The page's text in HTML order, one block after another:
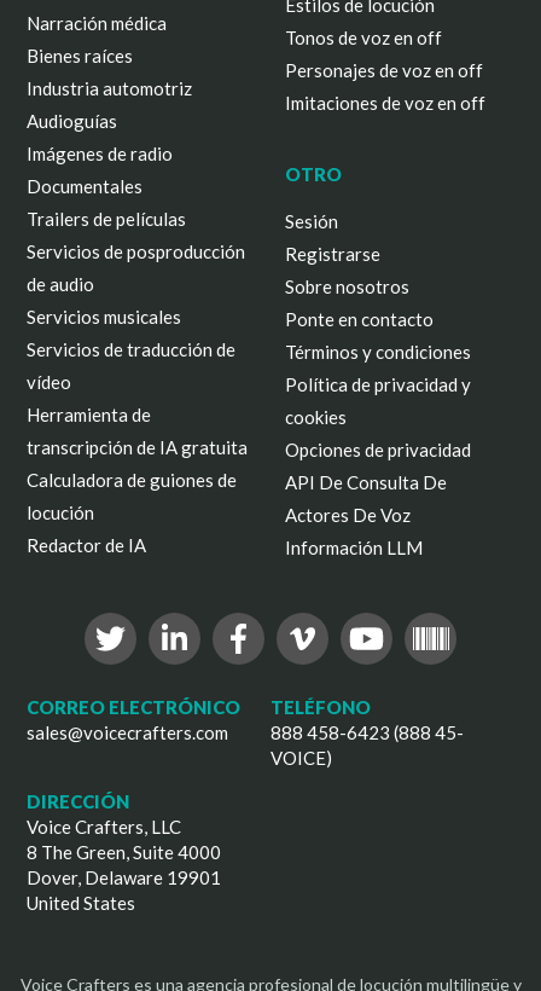
Narración médica
Bienes raíces
Industria automotriz
Audioguías
Imágenes de radio
Documentales
Trailers de películas
Servicios de posproducción
de audio
Servicios musicales
Servicios de traducción de
vídeo
Herramienta de
transcripción de IA gratuita
Calculadora de guiones de
locución
Redactor de IA
Estilos de locución
Tonos de voz en off
Personajes de voz en off
Imitaciones de voz en off
OTRO
Sesión
Registrarse
Sobre nosotros
Ponte en contacto
Términos y condiciones
Política de privacidad y
cookies
Opciones de privacidad
API De Consulta De
Actores De Voz
Información LLM
CORREO ELECTRÓNICO
sales@voicecrafters.com
TELÉFONO
888 458-6423 (888 45-
VOICE)
DIRECCIÓN
Voice Crafters, LLC
8 The Green, Suite 4000
Dover, Delaware 19901
United States
Voice Crafters es una agencia profesional de locución multilingüe y